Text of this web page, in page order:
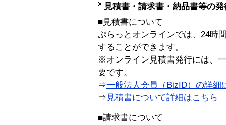
見積書・請求書・納品書等の
■見積書について
ぷらっとオンラインでは、24時
することができます。
※オンライン見積書発行には、
要です。
⇒一般法人会員（BizID）の詳細
⇒ 見積書について詳細はこちら
■請求書について